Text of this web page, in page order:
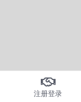
注册登录